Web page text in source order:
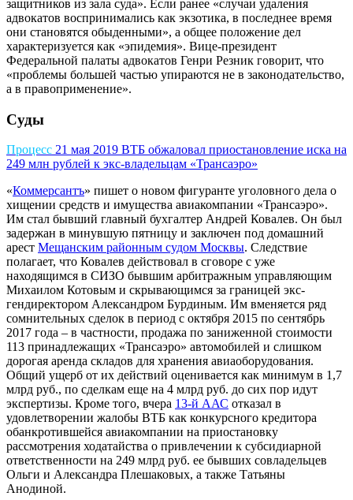
защитников из зала суда». Если ранее «случаи удаления
адвокатов воспринимались как экзотика, в последнее время
они становятся обыденными», а общее положение дел
характеризуется как «эпидемия». Вице-президент
Федеральной палаты адвокатов Генри Резник говорит, что
«проблемы большей частью упираются не в законодательство,
а в правоприменение».
Суды
Процесс 21 мая 2019 ВТБ обжаловал приостановление иска на
249 млн рублей к экс-владельцам «Трансаэро»
«Коммерсантъ» пишет о новом фигуранте уголовного дела о
хищении средств и имущества авиакомпании «Трансаэро».
Им стал бывший главный бухгалтер Андрей Ковалев. Он был
задержан в минувшую пятницу и заключен под домашний
арест Мещанским районным судом Москвы. Следствие
полагает, что Ковалев действовал в сговоре с уже
находящимся в СИЗО бывшим арбитражным управляющим
Михаилом Котовым и скрывающимся за границей экс-
гендиректором Александром Бурдиным. Им вменяется ряд
сомнительных сделок в период с октября 2015 по сентябрь
2017 года – в частности, продажа по заниженной стоимости
113 принадлежащих «Трансаэро» автомобилей и слишком
дорогая аренда складов для хранения авиаоборудования.
Общий ущерб от их действий оценивается как минимум в 1,7
млрд руб., по сделкам еще на 4 млрд руб. до сих пор идут
экспертизы. Кроме того, вчера 13-й ААС отказал в
удовлетворении жалобы ВТБ как конкурсного кредитора
обанкротившейся авиакомпании на приостановку
рассмотрения ходатайства о привлечении к субсидиарной
ответственности на 249 млрд руб. ее бывших совладельцев
Ольги и Александра Плешаковых, а также Татьяны
Анодиной.